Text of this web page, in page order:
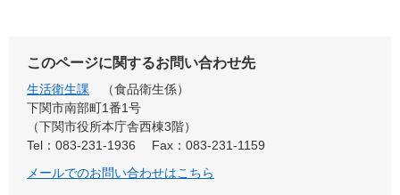
このページに関するお問い合わせ先
生活衛生課
食品衛生係
下関市南部町1番1号
（下関市役所本庁舎西棟3階）
Tel：083-231-1936
Fax：083-231-1159
メールでのお問い合わせはこちら